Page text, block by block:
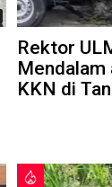
Rektor
Mendalam
KKN di